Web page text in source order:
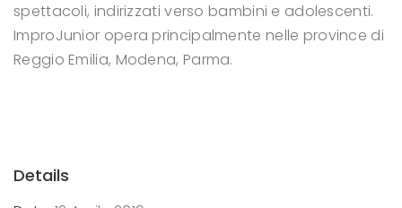
spettacoli, indirizzati verso bambini e adolescenti.
ImproJunior opera principalmente nelle province di
Reggio Emilia, Modena, Parma.
Details